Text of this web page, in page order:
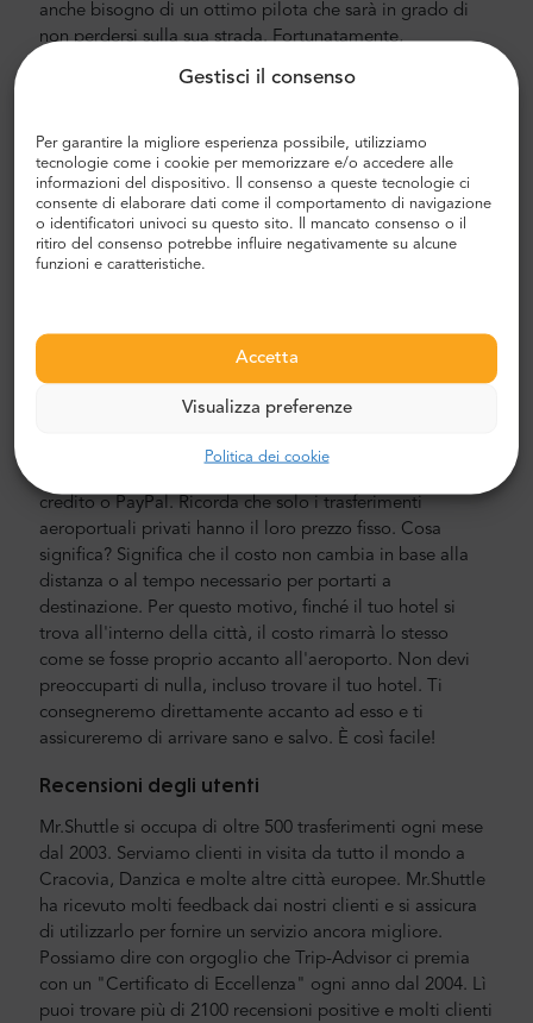
Gestisci il consenso
Per garantire la migliore esperienza possibile, utilizziamo
tecnologie come i cookie per memorizzare e/o accedere alle
informazioni del dispositivo. Il consenso a queste tecnologie ci
consente di elaborare dati come il comportamento di navigazione
o identificatori univoci su questo sito. Il mancato consenso o il
ritiro del consenso potrebbe influire negativamente su alcune
funzioni e caratteristiche.
Accetta
Visualizza preferenze
Politica dei cookie
anche bisogno di un ottimo pilota che sarà in grado di
non perdersi sulla sua strada. Fortunatamente,
assumiamo solo professionisti.
Cerchi un trasferimento aeroportuale o cittadino
affidabile e conveniente? Prenotane uno con Mr.Shuttle,
una scelta di viaggiatori dagli utenti di Trip-Advisor.
Offriamo il trasporto porta a porta in minivan e minibus
Mercedes-Benz nuovi, moderni e confortevoli con aria
Costo del trasferimento in aeroporto e città
Il prezzo del trasporto aeroportuale privato di Mr. Shuttle
sono fissi, senza costi nascosti. Non devi pagare in
credito o PayPal. Ricorda che solo i trasferimenti
aeroportuali privati hanno il loro prezzo fisso. Cosa
significa? Significa che il costo non cambia in base alla
distanza o al tempo necessario per portarti a
destinazione. Per questo motivo, finché il tuo hotel si
trova all'interno della città, il costo rimarrà lo stesso
come se fosse proprio accanto all'aeroporto. Non devi
preoccuparti di nulla, incluso trovare il tuo hotel. Ti
consegneremo direttamente accanto ad esso e ti
assicureremo di arrivare sano e salvo. È così facile!
Recensioni degli utenti
Mr.Shuttle si occupa di oltre 500 trasferimenti ogni mese
dal 2003. Serviamo clienti in visita da tutto il mondo a
Cracovia, Danzica e molte altre città europee. Mr.Shuttle
ha ricevuto molti feedback dai nostri clienti e si assicura
di utilizzarlo per fornire un servizio ancora migliore.
Possiamo dire con orgoglio che Trip-Advisor ci premia
con un "Certificato di Eccellenza" ogni anno dal 2004. Lì
puoi trovare più di 2100 recensioni positive e molti clienti